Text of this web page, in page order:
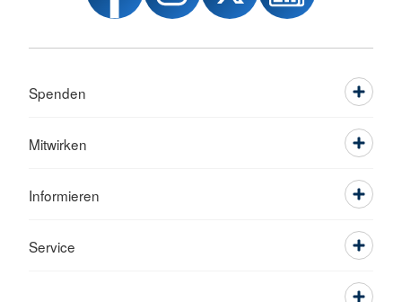
Spenden
Mitwirken
Informieren
Service